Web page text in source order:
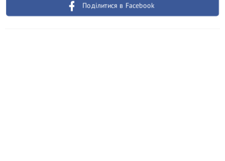
Поділитися в Facebook